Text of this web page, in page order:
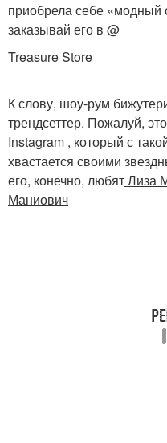
приобрела себе «модный
заказывай его в @
Treasure Store
К слову, шоу-рум
трендсеттер. Пожалуй,
Instagram , который с
хвастается своими
его, конечно, любятЛиза
Маниович